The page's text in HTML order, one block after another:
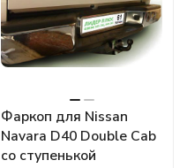
Фаркоп для Nissan
Navara D40 Double Cab
со ступенькой